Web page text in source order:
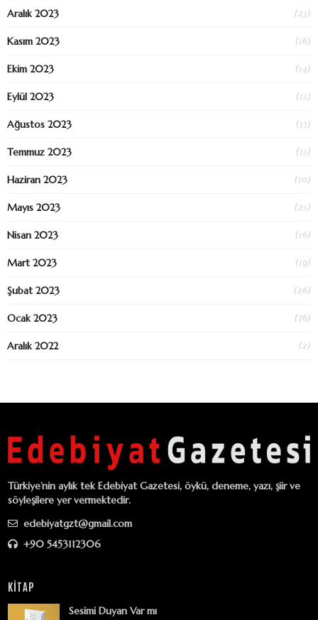
Aralık 2023 (23)
Kasım 2023 (16)
Ekim 2023 (14)
Eylül 2023 (15)
Ağustos 2023 (13)
Temmuz 2023 (15)
Haziran 2023 (10)
Mayıs 2023 (25)
Nisan 2023 (16)
Mart 2023 (19)
Şubat 2023 (26)
Ocak 2023 (76)
Aralık 2022 (2)
Türkiye’nin aylık tek Edebiyat Gazetesi, öykü, deneme, yazı, şiir ve
söyleşilere yer vermektedir.
edebiyatgzt@gmail.com
+90 5453112306
KİTAP
Sesimi Duyan Var mı